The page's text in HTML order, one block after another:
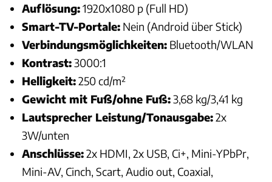
Auflösung:1920x1080 p (Full HD)
Smart-TV-Portale: Nein (Android über Stick)
Verbindungsmöglichkeiten: Bluetooth/WLAN
Kontrast:3000:1
Helligkeit:250 cd/m²
Gewicht mit Fuß/ohne Fuß:3,68 kg/3,41 kg
Lautsprecher Leistung/Tonausgabe:2x
3W/unten
Anschlüsse:2x HDMI, 2x USB, Ci+, Mini-YPbPr,
Mini-AV, Cinch, Scart, Audio out, Coaxial,